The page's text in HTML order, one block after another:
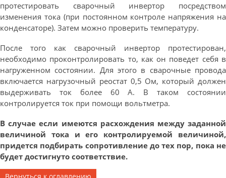
протестировать сварочный инвертор посредством
изменения тока (при постоянном контроле напряжения на
конденсаторе). Затем можно проверить температуру.
После того как сварочный инвертор протестирован,
необходимо проконтролировать то, как он поведет себя в
нагруженном состоянии. Для этого в сварочные провода
включается нагрузочный реостат 0,5 Ом, который должен
выдерживать ток более 60 А. В таком состоянии
контролируется ток при помощи вольтметра.
В случае если имеются расхождения между заданной
величиной тока и его контролируемой величиной,
придется подбирать сопротивление до тех пор, пока не
будет достигнуто соответствие.